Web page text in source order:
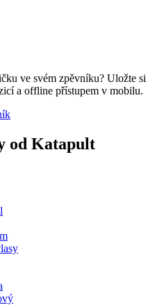
ve svém zpěvníku? Uložte
a offline přístupem v mobilu.
od Katapult